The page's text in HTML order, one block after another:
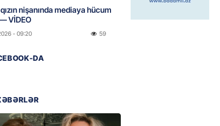
qızın nişanında mediaya hücum
VİDEO
- 09:20 59
DA